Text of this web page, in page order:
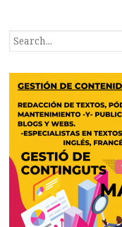
SEARCH
FOR...